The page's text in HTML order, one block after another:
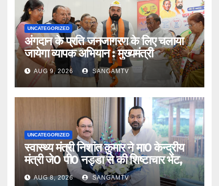
UNCATEGORIZED
अंगदान के प्रति जनजागरण के लिए चलाया
जायेगा व्यापक अभियान : मुख्यमंत्री
AUG 9, 2026 SANGAMTV
UNCATEGORIZED
स्वास्थ्य मंत्री निशांत कुमार ने मा0 केन्द्रीय
मंत्री जे0 पी0 नड्डा से की शिष्टाचार भेंट,
AUG 8, 2026 SANGAMTV